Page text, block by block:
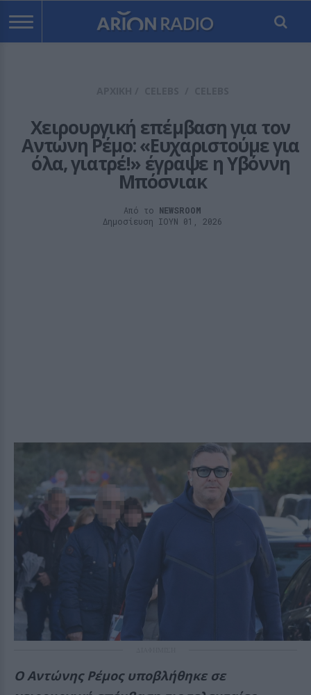
Χειρουργική επέμβαση για τον
Αντώνη Ρέμο: «Ευχαριστούμε για
όλα, γιατρέ!» έγραψε η Υβόννη
Μπόσνιακ
Από το NEWSROOM
Δημοσίευση ΙΟΥΝ 01, 2026
Ο Αντώνης Ρέμος υποβλήθηκε σε